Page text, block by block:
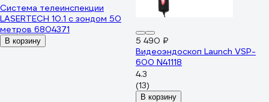
Система телеинспекции
LASERTECH 10.1 с зондом 50
метров 6804371
В корзину
5 490 ₽
Видеоэндоскоп Launch VSP-
600 N41118
4.3
(13)
В корзину